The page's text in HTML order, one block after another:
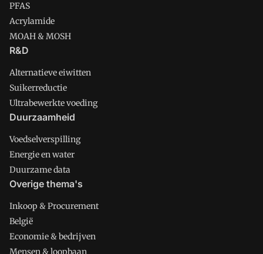
PFAS
Acrylamide
MOAH & MOSH
R&D
Alternatieve eiwitten
Suikerreductie
Ultrabewerkte voeding
Duurzaamheid
Voedselverspilling
Energie en water
Duurzame data
Overige thema's
Inkoop & Procurement
België
Economie & bedrijven
Mensen & loopbaan